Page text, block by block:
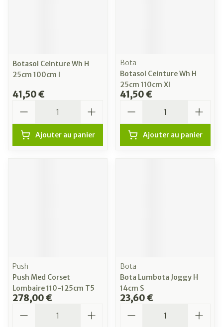
Botasol Ceinture Wh H
25cm 100cm l
41,50 €
Ajouter au panier
Bota
Botasol Ceinture Wh H
25cm 110cm Xl
41,50 €
Ajouter au panier
Push
Push Med Corset
Lombaire 110-125cm T5
278,00 €
Bota
Bota Lumbota Joggy H
14cm S
23,60 €